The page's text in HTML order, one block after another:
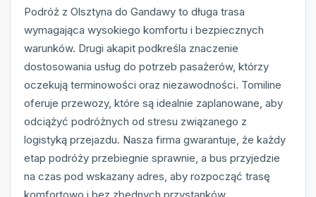
Podróż z Olsztyna do Gandawy to długa trasa
wymagająca wysokiego komfortu i bezpiecznych
warunków. Drugi akapit podkreśla znaczenie
dostosowania usług do potrzeb pasażerów, którzy
oczekują terminowości oraz niezawodności. Tomiline
oferuje przewozy, które są idealnie zaplanowane, aby
odciążyć podróżnych od stresu związanego z
logistyką przejazdu. Nasza firma gwarantuje, że każdy
etap podróży przebiegnie sprawnie, a bus przyjedzie
na czas pod wskazany adres, aby rozpocząć trasę